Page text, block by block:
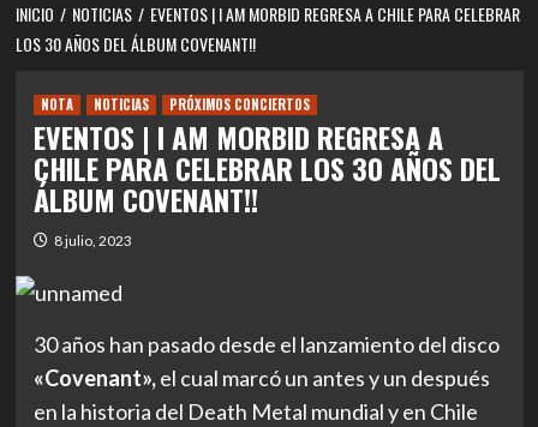
INICIO NOTICIAS
EVENTOS | I AM MORBID REGRESA A CHILE PARA CELEBRAR
LOS 30 AÑOS DEL ÁLBUM COVENANT!!
NOTA NOTICIAS PRÓXIMOS CONCIERTOS
EVENTOS | I AM MORBID REGRESA A
CHILE PARA CELEBRAR LOS 30 AÑOS DEL
ÁLBUM COVENANT!!
8 julio, 2023
30 años han pasado desde el lanzamiento del disco
«Covenant»,el cual marcó un antes y un después
en la historia del Death Metal mundial y en Chile